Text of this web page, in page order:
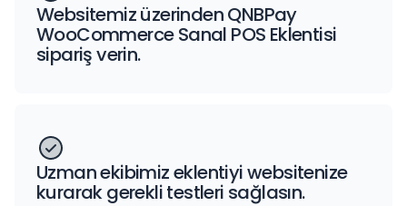
Websitemiz üzerinden QNBPay
WooCommerce Sanal POS Eklentisi
sipariş verin.
Uzman ekibimiz eklentiyi websitenize
kurarak gerekli testleri sağlasın.